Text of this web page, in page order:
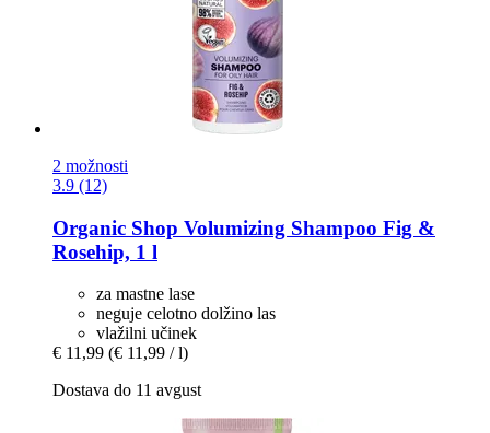
2 možnosti
3.9 (12)
Organic Shop Volumizing Shampoo Fig &
Rosehip, 1 l
za mastne lase
neguje celotno dolžino las
vlažilni učinek
€ 11,99 (€ 11,99 / l)
Dostava do 11 avgust